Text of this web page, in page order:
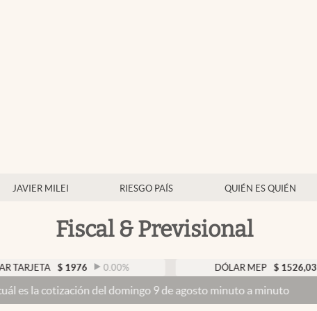
JAVIER MILEI RIESGO PAÍS QUIÉN ES QUIÉN
Fiscal & Previsional
$ 1976 0.00% DÓLAR MEP $ 1526,03 0.43%
del domingo 9 de agosto minuto a minuto